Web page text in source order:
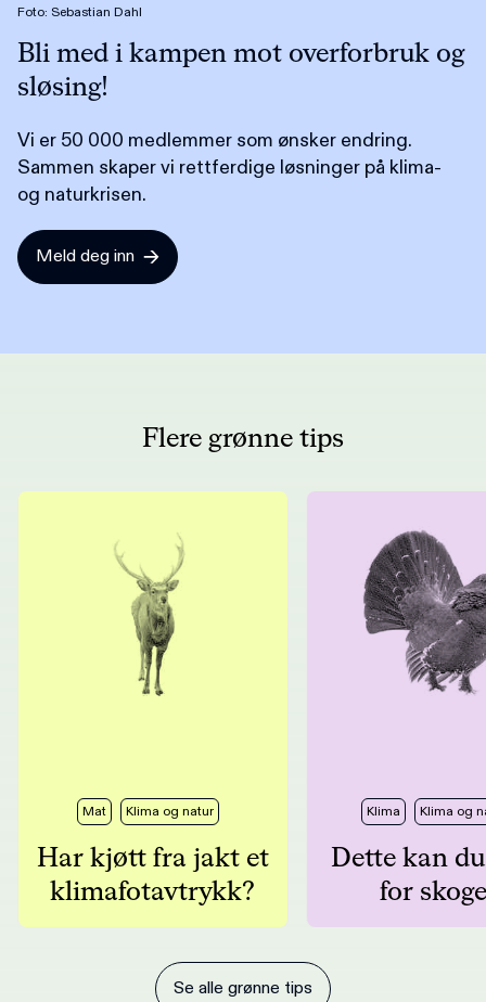
Foto: Sebastian Dahl
Bli med i kampen mot overforbruk og
sløsing!
Vi er 50 000 medlemmer som ønsker endring.
Sammen skaper vi rettferdige løsninger på klima-
og naturkrisen.
Meld deg inn
Flere grønne tips
Mat Klima og natur
Har kjøtt fra jakt et
klimafotavtrykk?
Klima Klima og
Dette kan
for
Se alle grønne tips